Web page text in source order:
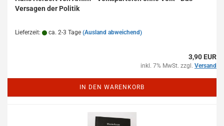
Versagen der Politik
Lieferzeit: ca. 2-3 Tage (Ausland abweichend)
3,90 EUR
inkl. 7% MwSt. zzgl. Versand
IN DEN WARENKORB